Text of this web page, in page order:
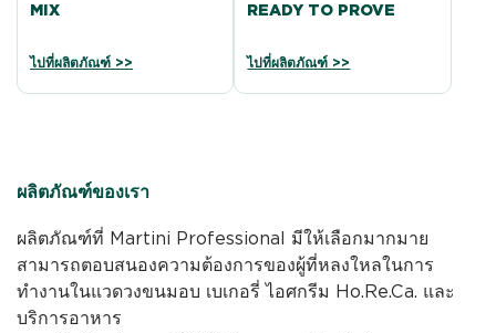
MIX
ไปที่ผลิตภัณฑ์ >>
READY TO PROVE
ไปที่ผลิตภัณฑ์ >>
ผลิตภัณฑ์ของเรา
ผลิตภัณฑ์ที่ Martini Professional มีให้เลือกมากมาย
สามารถตอบสนองความต้องการของผู้ที่หลงใหลในการ
ทำงานในแวดวงขนมอบ เบเกอรี่ ไอศกรีม Ho.Re.Ca. และ
บริการอาหาร